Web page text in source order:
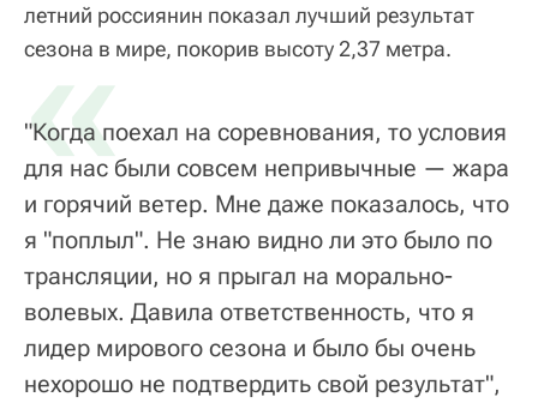
летний россиянин показал лучший результат
сезона в мире, покорив высоту 2,37 метра.
«
"Когда поехал на соревнования, то условия
для нас были совсем непривычные — жара
и горячий ветер. Мне даже показалось, что
я "поплыл". Не знаю видно ли это было по
трансляции, но я прыгал на морально-
волевых. Давила ответственность, что я
лидер мирового сезона и было бы очень
нехорошо не подтвердить свой результат",